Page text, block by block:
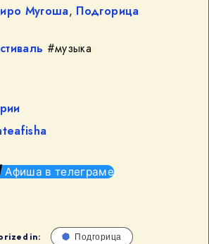
Мугоша, Подгорица
#музыка
Афиша в телеграме
in: Подгорица